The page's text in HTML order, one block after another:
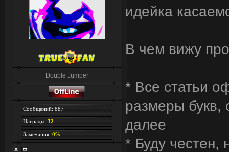
Double Jumper
Сообщений: 887
Награды: 32
Замечания: 0%
идейка
В чем вижу
* Все статьи
размеры букв,
далее
* Буду честен,